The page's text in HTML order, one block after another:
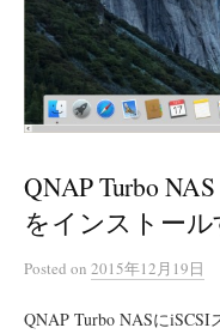
QNAP Turbo
をインストール
Posted on 2015年12月19日
QNAP Turbo NASに